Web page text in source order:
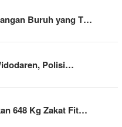
Buruh yang T…
Polisi…
648 Kg Zakat Fit…